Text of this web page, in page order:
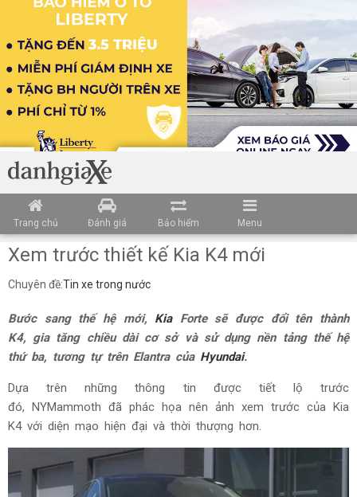
Trang chủ Đánh giá Bảo hiểm Menu
Xem trước thiết kế Kia K4 mới
Chuyên đề:Tin xe trong nước
Bước sang thế hệ mới, KiaForte sẽ được đổi tên thành
K4, gia tăng chiều dài cơ sở và sử dụng nền tảng thế hệ
thứ ba, tương tự trên Elantra của Hyundai.
Dựa trên những thông tin được tiết lộ trước
đó, NYMammoth đã phác họa nên ảnh xem trước của Kia
K4 với diện mạo hiện đại và thời thượng hơn.